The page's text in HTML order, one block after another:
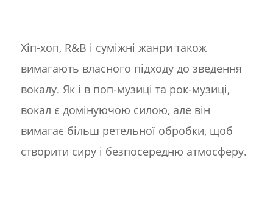
Хіп-хоп, R&B і суміжні жанри також
вимагають власного підходу до зведення
вокалу. Як і в поп-музиці та рок-музиці,
вокал є домінуючою силою, але він
вимагає більш ретельної обробки, щоб
створити сиру і безпосередню атмосферу.